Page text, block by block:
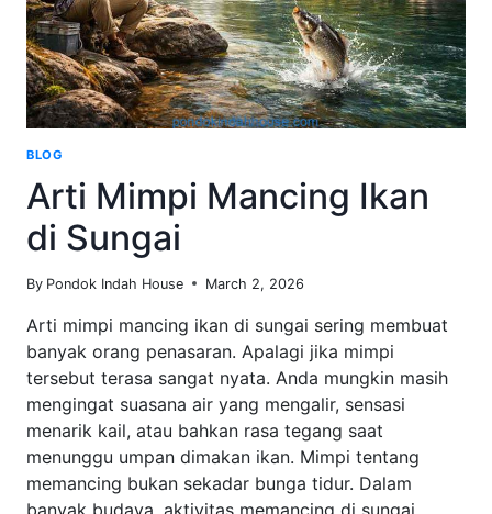
BLOG
Arti Mimpi Mancing Ikan
di Sungai
By Pondok Indah House March 2, 2026
Arti mimpi mancing ikan di sungai sering membuat
banyak orang penasaran. Apalagi jika mimpi
tersebut terasa sangat nyata. Anda mungkin masih
mengingat suasana air yang mengalir, sensasi
menarik kail, atau bahkan rasa tegang saat
menunggu umpan dimakan ikan. Mimpi tentang
memancing bukan sekadar bunga tidur. Dalam
banyak budaya, aktivitas memancing di sungai